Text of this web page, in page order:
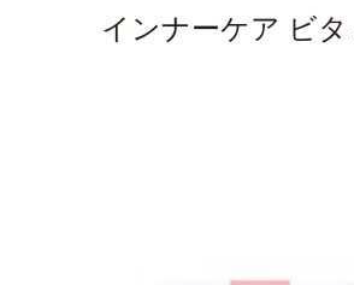
インナーケア ビ